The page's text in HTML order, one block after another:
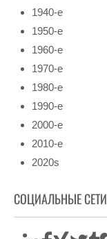
1940-е
1950-е
1960-е
1970-е
1980-е
1990-е
2000-е
2010-е
2020s
СОЦИАЛЬНЫЕ СЕТИ